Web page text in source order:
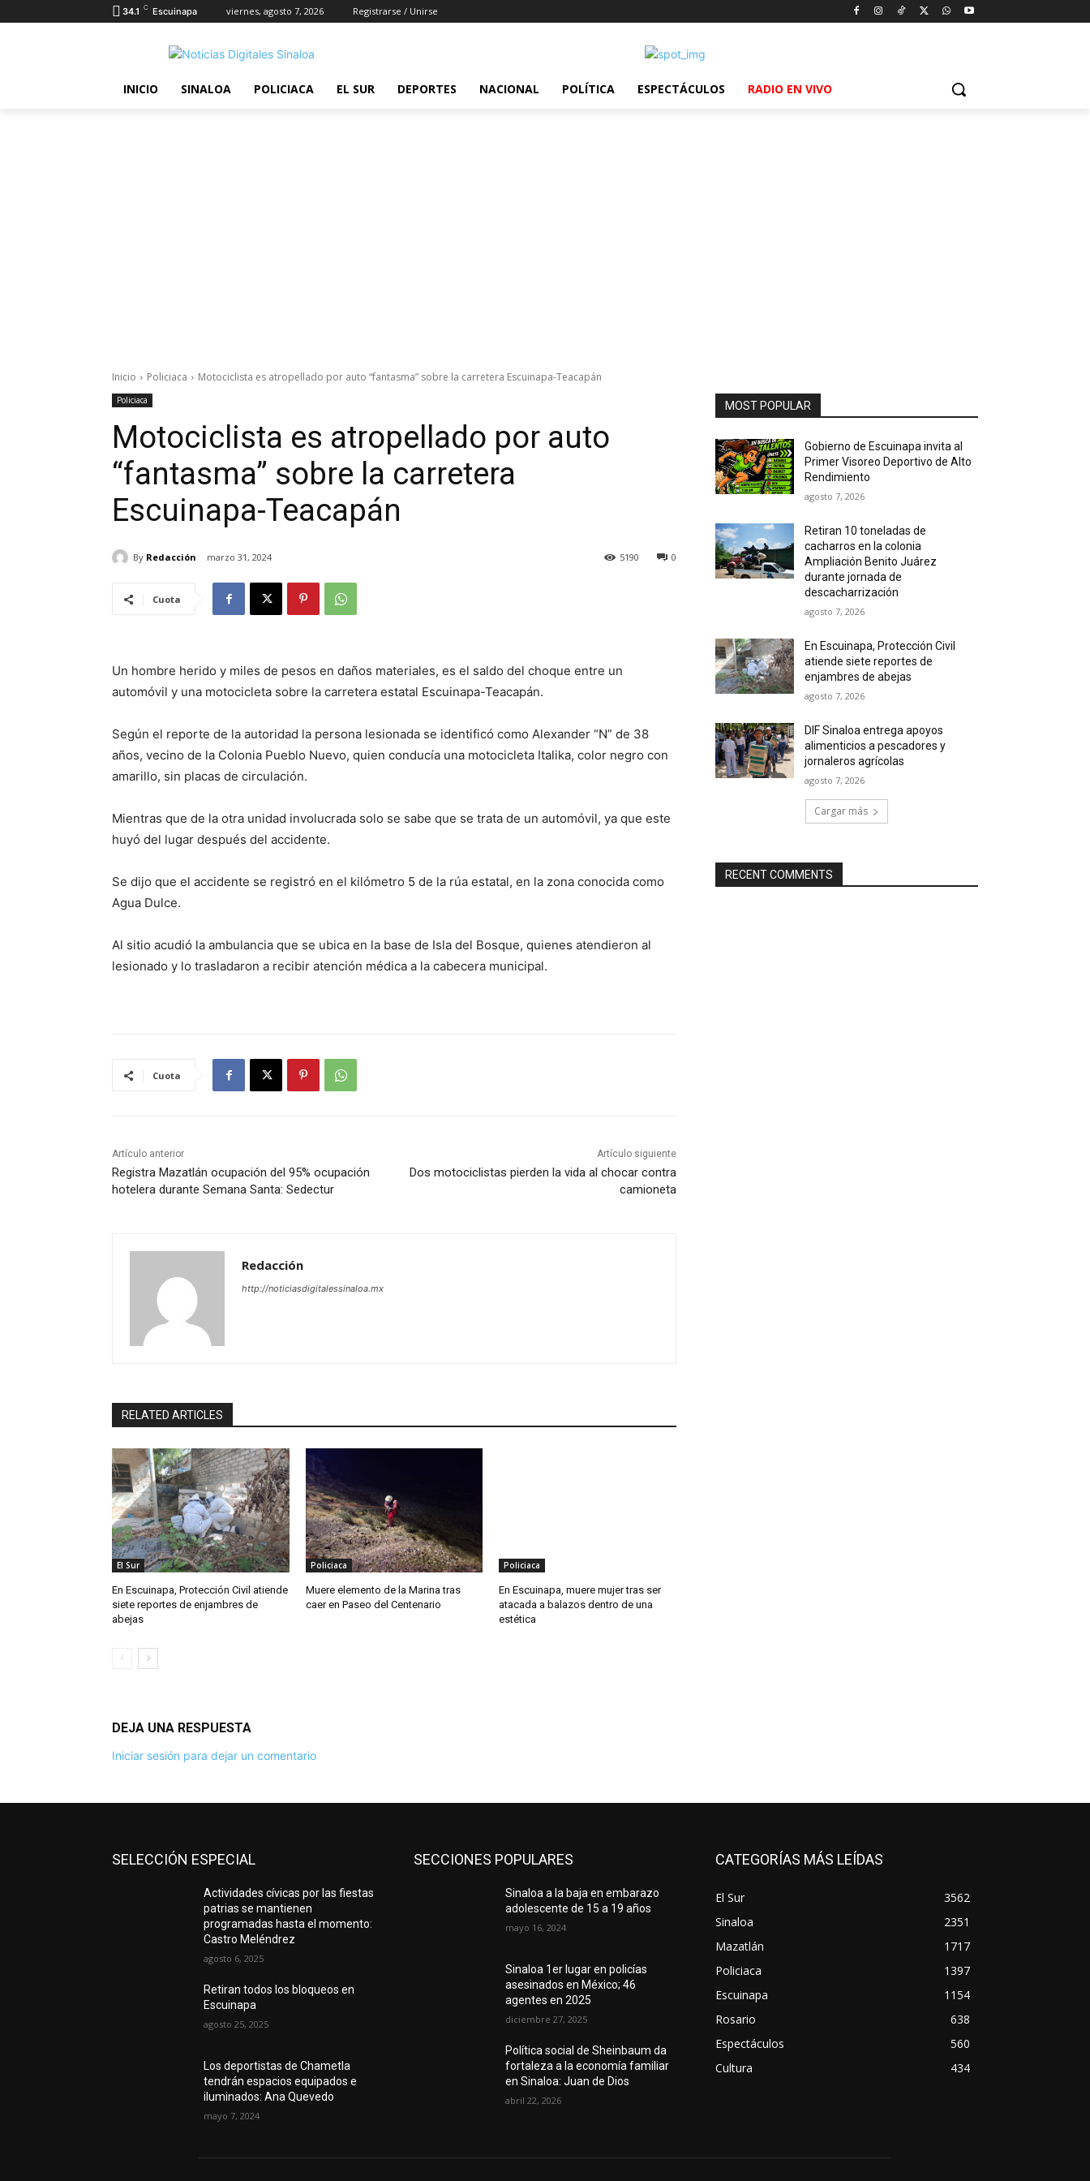
34.1 C Escuinapa viernes, agosto 7, 2026 Registrarse / Unirse
INICIO SINALOA POLICIACA EL SUR DEPORTES NACIONAL POLÍTICA ESPECTÁCULOS RADIO EN VIVO
Inicio Policiaca Motociclista es atropellado por auto “fantasma” sobre la carretera Escuinapa-Teacapán
Policiaca
Motociclista es atropellado por auto
“fantasma” sobre la carretera
Escuinapa-Teacapán
By Redacción marzo 31, 2024 0
5190
Cuota
Un hombre herido y miles de pesos en daños materiales, es el saldo del choque entre un
automóvil y una motocicleta sobre la carretera estatal Escuinapa-Teacapán.
Según el reporte de la autoridad la persona lesionada se identificó como Alexander “N” de 38
años, vecino de la Colonia Pueblo Nuevo, quien conducía una motocicleta Italika, color negro con
amarillo, sin placas de circulación.
Mientras que de la otra unidad involucrada solo se sabe que se trata de un automóvil, ya que este
huyó del lugar después del accidente.
Se dijo que el accidente se registró en el kilómetro 5 de la rúa estatal, en la zona conocida como
Agua Dulce.
Al sitio acudió la ambulancia que se ubica en la base de Isla del Bosque, quienes atendieron al
lesionado y lo trasladaron a recibir atención médica a la cabecera municipal.
Cuota
Artículo anterior
Registra Mazatlán ocupación del 95% ocupación
hotelera durante Semana Santa: Sedectur
Artículo siguiente
Dos motociclistas pierden la vida al chocar contra
camioneta
Redacción
http://noticiasdigitalessinaloa.mx
RELATED ARTICLES
El Sur
En Escuinapa, Protección Civil atiende
siete reportes de enjambres de
abejas
Policiaca
Muere elemento de la Marina tras
caer en Paseo del Centenario
Policiaca
En Escuinapa, muere mujer tras ser
atacada a balazos dentro de una
estética
DEJA UNA RESPUESTA
Iniciar sesión para dejar un comentario
MOST POPULAR
Gobierno de Escuinapa invita al
Primer Visoreo Deportivo de Alto
Rendimiento
agosto 7, 2026
Retiran 10 toneladas de
cacharros en la colonia
Ampliación Benito Juárez
durante jornada de
descacharrización
agosto 7, 2026
En Escuinapa, Protección Civil
atiende siete reportes de
enjambres de abejas
agosto 7, 2026
DIF Sinaloa entrega apoyos
alimenticios a pescadores y
jornaleros agrícolas
agosto 7, 2026
Cargar más
RECENT COMMENTS
SELECCIÓN ESPECIAL
Actividades cívicas por las fiestas
patrias se mantienen
programadas hasta el momento:
Castro Meléndrez
agosto 6, 2025
Retiran todos los bloqueos en
Escuinapa
agosto 25, 2025
Los deportistas de Chametla
tendrán espacios equipados e
iluminados: Ana Quevedo
mayo 7, 2024
SECCIONES POPULARES
Sinaloa a la baja en embarazo
adolescente de 15 a 19 años
mayo 16, 2024
Sinaloa 1er lugar en policías
asesinados en México; 46
agentes en 2025
diciembre 27, 2025
Política social de Sheinbaum da
fortaleza a la economía familiar
en Sinaloa: Juan de Dios
abril 22, 2026
CATEGORÍAS MÁS LEÍDAS
El Sur
3562
Sinaloa
2351
Mazatlán
1717
Policiaca
1397
Escuinapa
1154
Rosario
638
Espectáculos
560
Cultura
434